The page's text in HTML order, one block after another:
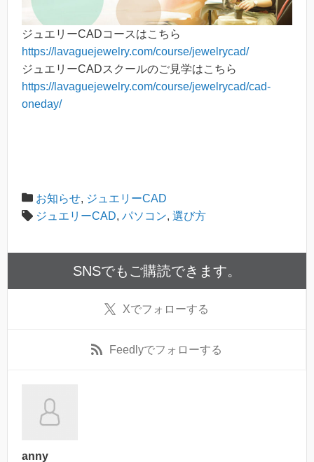
ジュエリーCADコースはこちら
https://lavaguejewelry.com/course/jewelrycad/
ジュエリーCADスクールのご見学はこちら
https://lavaguejewelry.com/course/jewelrycad/cad-
oneday/
お知らせ, ジュエリーCAD
ジュエリーCAD, パソコン, 選び方
SNSでもご購読できます。
Xでフォローする
Feedlyでフォローする
anny